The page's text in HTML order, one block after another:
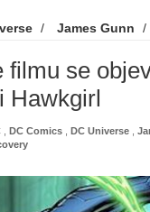
/ James Gunn /
i Hawkgirl
filmu se
Hawkgirl
DC Comics DC Universe